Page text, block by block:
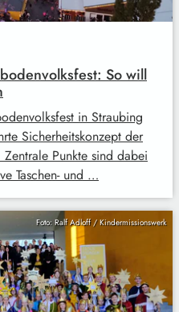
So will
in Straubing
Sicherheitskonzept der
Punkte sind dabei
Taschen- und …
Foto: Ralf Adloff / Kindermissionswerk